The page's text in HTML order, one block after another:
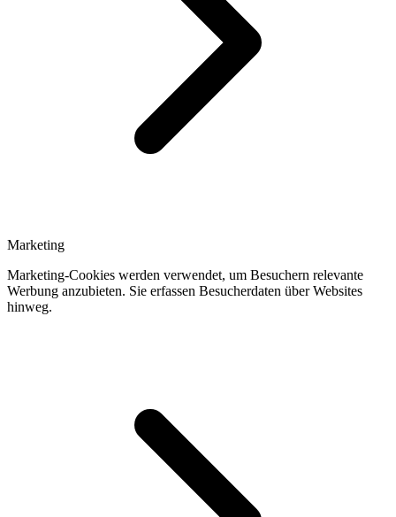
Marketing
Marketing-Cookies werden verwendet, um Besuchern relevante
Werbung anzubieten. Sie erfassen Besucherdaten über Websites
hinweg.